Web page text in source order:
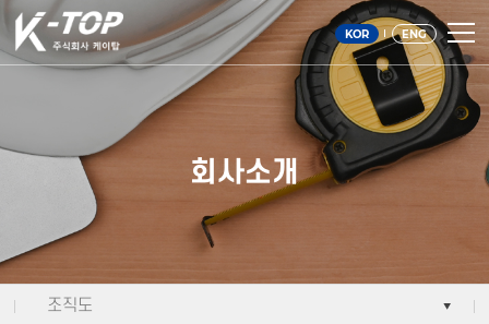
주메뉴 바로가기
컨텐츠 바로가기
KOR ENG
회사소개
조직도